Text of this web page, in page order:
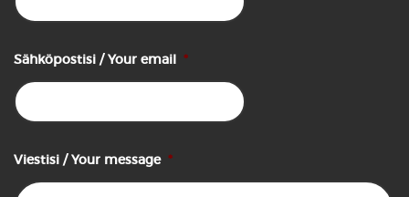
Sähköpostisi / Your email *
Viestisi / Your message *